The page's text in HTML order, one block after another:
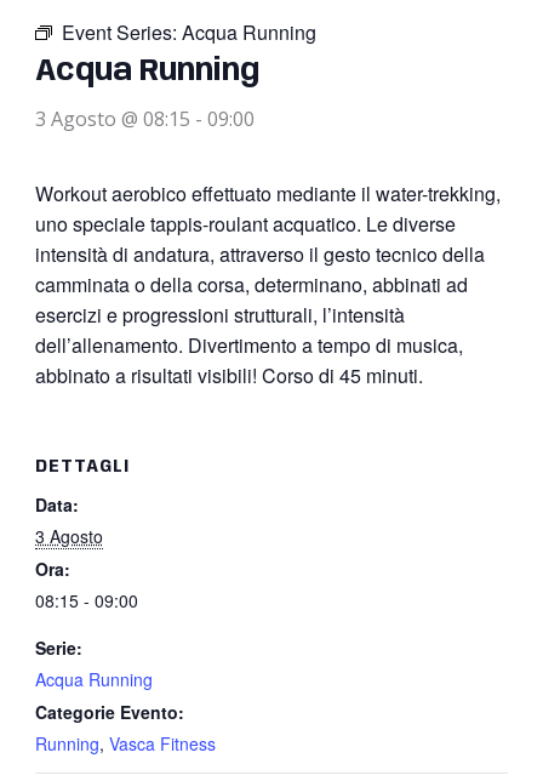
Event Series: Acqua Running
Acqua Running
3 Agosto @ 08:15 - 09:00
Workout aerobico effettuato mediante il water-trekking,
uno speciale tappis-roulant acquatico. Le diverse
intensità di andatura, attraverso il gesto tecnico della
camminata o della corsa, determinano, abbinati ad
esercizi e progressioni strutturali, l’intensità
dell’allenamento. Divertimento a tempo di musica,
abbinato a risultati visibili! Corso di 45 minuti.
DETTAGLI
Data:
3 Agosto
Ora:
08:15 - 09:00
Serie:
Acqua Running
Categorie Evento:
Running, Vasca Fitness